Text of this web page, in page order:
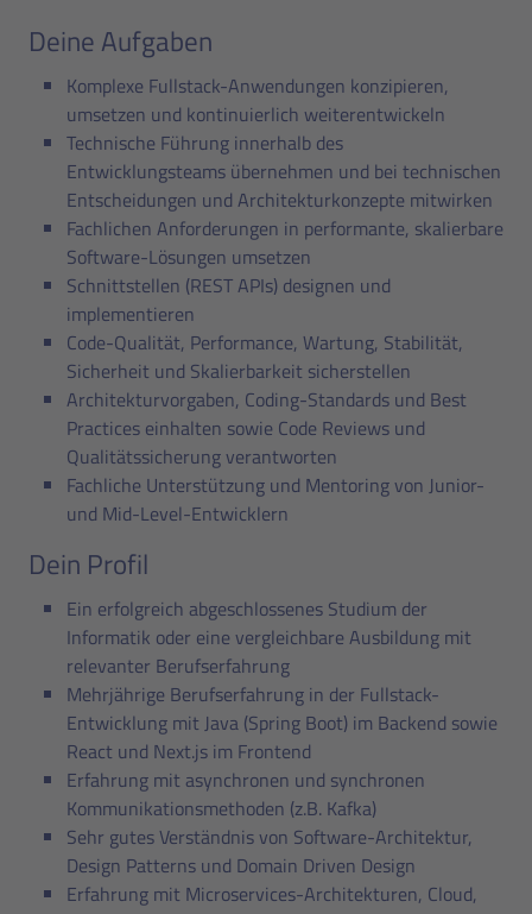
Deine Aufgaben
Komplexe Fullstack-Anwendungen konzipieren,
umsetzen und kontinuierlich weiterentwickeln
Technische Führung innerhalb des
Entwicklungsteams übernehmen und bei technischen
Entscheidungen und Architekturkonzepte mitwirken
Fachlichen Anforderungen in performante, skalierbare
Software-Lösungen umsetzen
Schnittstellen (REST APIs) designen und
implementieren
Code-Qualität, Performance, Wartung, Stabilität,
Sicherheit und Skalierbarkeit sicherstellen
Architekturvorgaben, Coding-Standards und Best
Practices einhalten sowie Code Reviews und
Qualitätssicherung verantworten
Fachliche Unterstützung und Mentoring von Junior-
und Mid-Level-Entwicklern
Dein Profil
Ein erfolgreich abgeschlossenes Studium der
Informatik oder eine vergleichbare Ausbildung mit
relevanter Berufserfahrung
Mehrjährige Berufserfahrung in der Fullstack-
Entwicklung mit Java (Spring Boot) im Backend sowie
React und Next.js im Frontend
Erfahrung mit asynchronen und synchronen
Kommunikationsmethoden (z.B. Kafka)
Sehr gutes Verständnis von Software-Architektur,
Design Patterns und Domain Driven Design
Erfahrung mit Microservices-Architekturen, Cloud,